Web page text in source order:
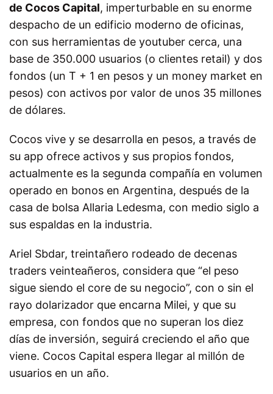
de Cocos Capital, imperturbable en su enorme
despacho de un edificio moderno de oficinas,
con sus herramientas de youtuber cerca, una
base de 350.000 usuarios (o clientes retail) y dos
fondos (un T + 1 en pesos y un money market en
pesos) con activos por valor de unos 35 millones
de dólares.
Cocos vive y se desarrolla en pesos, a través de
su app ofrece activos y sus propios fondos,
actualmente es la segunda compañía en volumen
operado en bonos en Argentina, después de la
casa de bolsa Allaria Ledesma, con medio siglo a
sus espaldas en la industria.
Ariel Sbdar, treintañero rodeado de decenas
traders veinteañeros, considera que “el peso
sigue siendo el core de su negocio”, con o sin el
rayo dolarizador que encarna Milei, y que su
empresa, con fondos que no superan los diez
días de inversión, seguirá creciendo el año que
viene. Cocos Capital espera llegar al millón de
usuarios en un año.